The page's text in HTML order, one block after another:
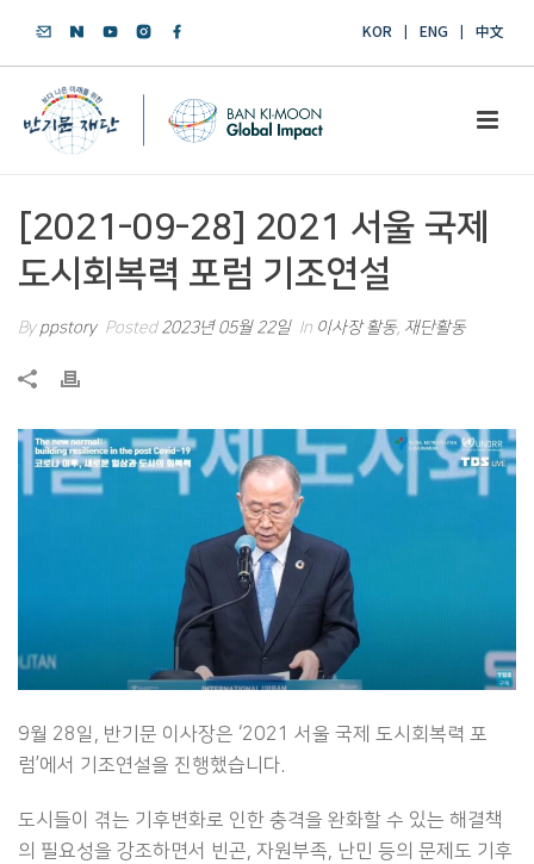
KOR ENG 中文
[2021-09-28] 2021 서울 국제
도시회복력 포럼 기조연설
Byppstory Posted2023년 05월 22일 In 이사장 활동, 재단활동
9월 28일, 반기문 이사장은 ‘2021 서울 국제 도시회복력 포
럼’에서 기조연설을 진행했습니다.
도시들이 겪는 기후변화로 인한 충격을 완화할 수 있는 해결책
의 필요성을 강조하면서 빈곤, 자원부족, 난민 등의 문제도 기후